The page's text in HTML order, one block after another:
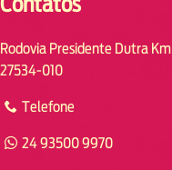
Rodovia Presidente Dutra
27534-010
Telefone
24 93500 9970